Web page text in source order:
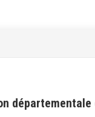
départementale